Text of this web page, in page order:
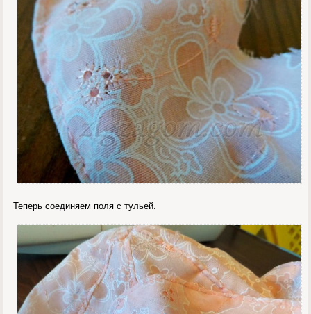
Теперь соединяем поля с тульей.